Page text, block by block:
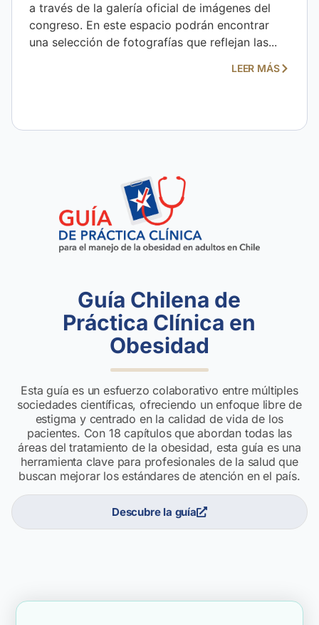
a través de la galería oficial de imágenes del
congreso. En este espacio podrán encontrar
una selección de fotografías que reflejan las...
LEER MÁS
Guía Chilena de
Práctica Clínica en
Obesidad
Esta guía es un esfuerzo colaborativo entre múltiples
sociedades científicas, ofreciendo un enfoque libre de
estigma y centrado en la calidad de vida de los
pacientes. Con 18 capítulos que abordan todas las
áreas del tratamiento de la obesidad, esta guía es una
herramienta clave para profesionales de la salud que
buscan mejorar los estándares de atención en el país.
Descubre la guía